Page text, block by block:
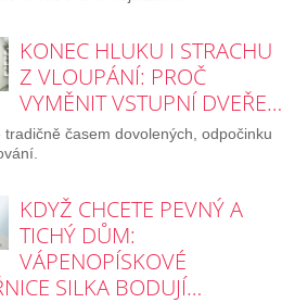
KONEC HLUKU I STRACHU
Z VLOUPÁNÍ: PROČ
VYMĚNIT VSTUPNÍ DVEŘE…
tradičně časem dovolených, odpočinku
KDYŽ CHCETE PEVNÝ A
TICHÝ DŮM:
VÁPENOPÍSKOVÉ
SILKA BODUJÍ…